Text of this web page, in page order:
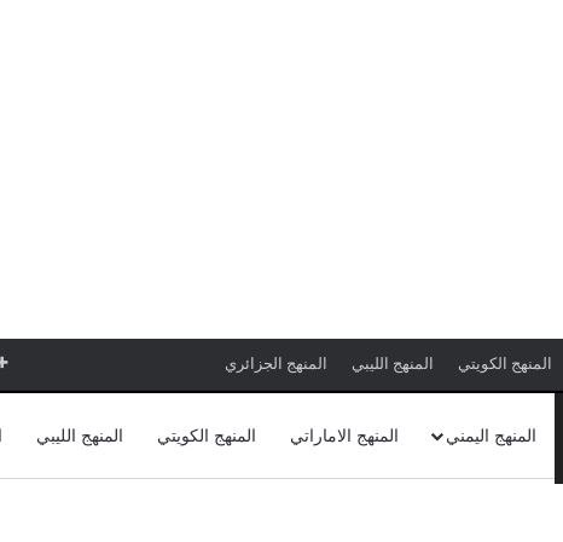
المنهج الكويتي المنهج الليبي المنهج الجزائري
المنهج اليمني المنهج الاماراتي المنهج الكويتي المنهج الليبي